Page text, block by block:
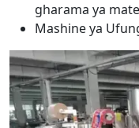
gharama ya
Mashine ya